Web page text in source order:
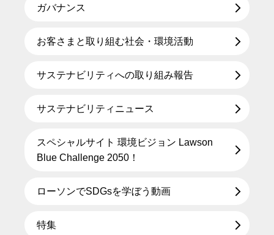
ガバナンス
お客さまと取り組む社会・環境活動
サステナビリティへの取り組み報告
サステナビリティニュース
スペシャルサイト 環境ビジョン Lawson
Blue Challenge 2050！
ローソンでSDGsを学ぼう動画
特集